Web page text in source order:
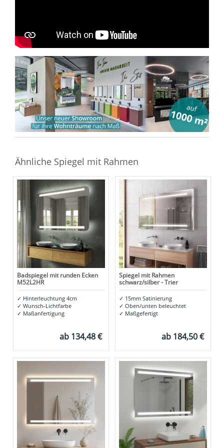
Sie haben gelesen: Rahmenspiegel beleuchtet (LED)
Ähnliche Spiegel mit Rahmen
Badspiegel mit runden Ecken
M52L2HR
✓ Hinterleuchtung 4cm
✓ Wunsch-Lichtfarbe
✓ Maßanfertigung
ab 134,48 €
Spiegel mit Rahmen
schwarz/silber - Trier
✓ 15mm Satinierung
✓ Oben/unten beleuchtet
✓ Maßgefertigt
ab 184,50 €